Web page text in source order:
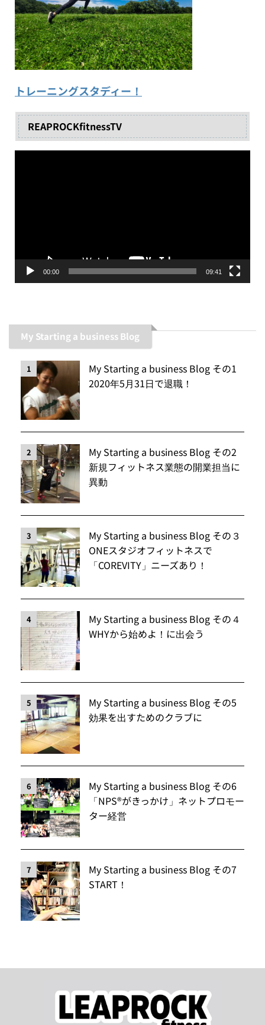
トレーニングスタディー！
REAPROCKfitnessTV
00:00 09:41
My Starting a business Blog
1
My Starting a business Blog その1
2020年5月31日で退職！
2
My Starting a business Blog その2
新規フィットネス業態の開業担当に
異動
3
My Starting a business Blog その３
ONEスタジオフィットネスで
「COREVITY」ニーズあり！
4
My Starting a business Blog その４
WHYから始めよ！に出会う
5
My Starting a business Blog その5
効果を出すためのクラブに
6
My Starting a business Blog その6
「NPS®️がきっかけ」ネットプロモー
ター経営
7
My Starting a business Blog その7
START！